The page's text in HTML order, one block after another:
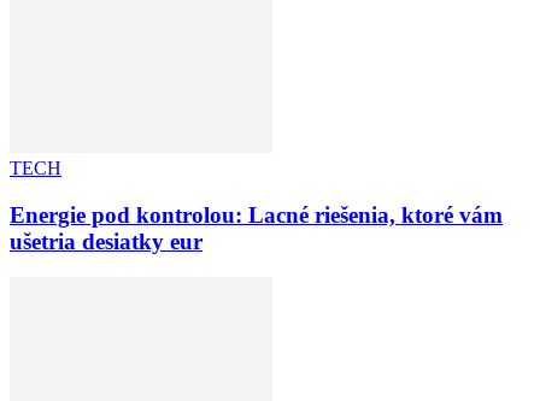
TECH
Energie pod kontrolou: Lacné riešenia, ktoré vám
ušetria desiatky eur